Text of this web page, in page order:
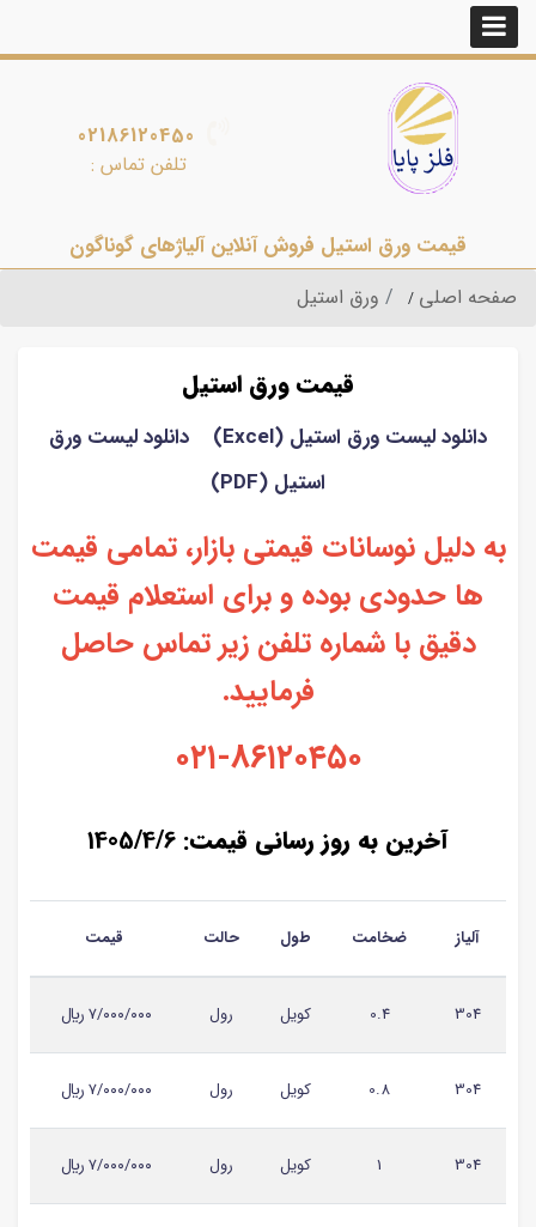
قیمت ورق استیل فروش آنلاین آلیاژهای گوناگون
02186120450
تلفن تماس :
صفحه اصلی ورق استیل
قیمت ورق استیل
دانلود لیست ورق استیل (Excel)
دانلود لیست ورق
استیل (PDF)
به دلیل نوسانات قیمتی بازار، تمامی قیمت
ها حدودی بوده و برای استعلام قیمت
دقیق با شماره تلفن زیر تماس حاصل
فرمایید.
۰۲۱-۸۶۱۲۰۴۵۰
آخرین به روز رسانی قیمت: 1405/4/6
آلیاز ضخامت طول حالت قیمت
304
0.4 کویل رول ۷/۰۰۰/۰۰۰ ريال
304
0.8 کویل رول ۷/۰۰۰/۰۰۰ ريال
304
1 کویل رول ۷/۰۰۰/۰۰۰ ريال